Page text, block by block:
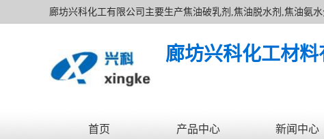
廊坊兴科化工有限公司主要生产焦油破乳剂,焦油脱水剂,焦油氨
廊坊兴科化工材料
首页 产品中心 新闻中心